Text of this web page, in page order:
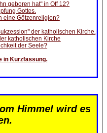
geboren hat" in Off 12?
Gottes.
eine Götzenreligion?
der katholischen Kirche.
katholischen Kirche
der Seele?
in Kurzfassung.
Himmel wird es